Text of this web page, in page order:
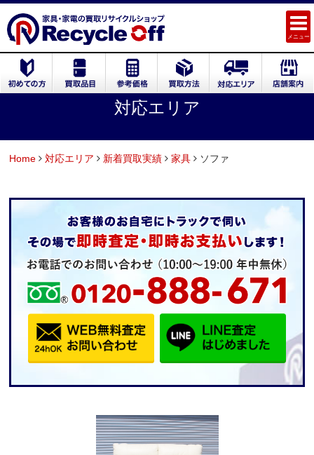
メニュー
対応エリア
Home 対応エリア 新着買取実績 家具 ソファ